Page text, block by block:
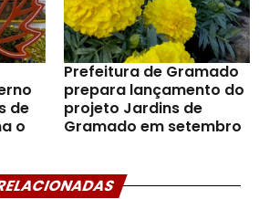
de
o
Prefeitura de Gramado
prepara lançamento do
projeto Jardins de
Gramado em setembro